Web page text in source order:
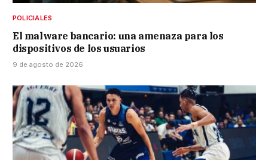
POLICIALES
El malware bancario: una amenaza para los
dispositivos de los usuarios
9 de agosto de 2026